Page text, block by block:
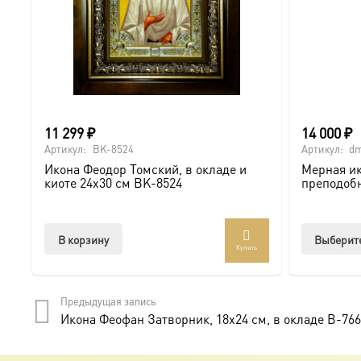
11 299₽
Артикул: BK-8524
Икона Феодор Томский, в окладе и
киоте 24х30 см BK-8524
В корзину
Купить
14 000₽
Артикул:
Мерная
Предыдущая запись
Икона Феофан Затворник, 18х24 см, в окладе B-766